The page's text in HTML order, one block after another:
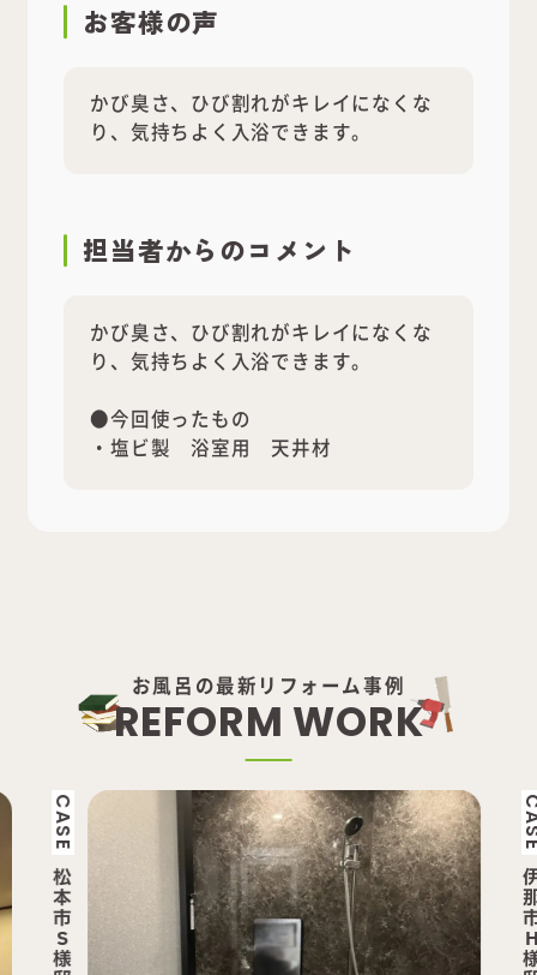
お客様の声
かび臭さ、ひび割れがキレイになくな
り、気持ちよく入浴できます。
担当者からのコメント
かび臭さ、ひび割れがキレイになくな
り、気持ちよく入浴できます。
●今回使ったもの
・塩ビ製 浴室用 天井材
お風呂の最新リフォーム事例
REFORM WORK
CASE
伊
那
市
H
様